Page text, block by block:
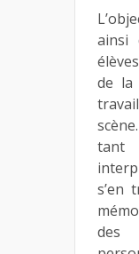
ainsi
de la
tant
s’en